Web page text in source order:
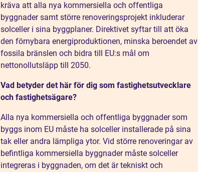
kräva att alla nya kommersiella och offentliga
byggnader samt större renoveringsprojekt inkluderar
solceller i sina byggplaner. Direktivet syftar till att öka
den förnybara energiproduktionen, minska beroendet av
fossila bränslen och bidra till EU:s mål om
nettonollutsläpp till 2050.
Vad betyder det här för dig som fastighetsutvecklare
och fastighetsägare?
Alla nya kommersiella och offentliga byggnader som
byggs inom EU måste ha solceller installerade på sina
tak eller andra lämpliga ytor. Vid större renoveringar av
befintliga kommersiella byggnader måste solceller
integreras i byggnaden, om det är tekniskt och